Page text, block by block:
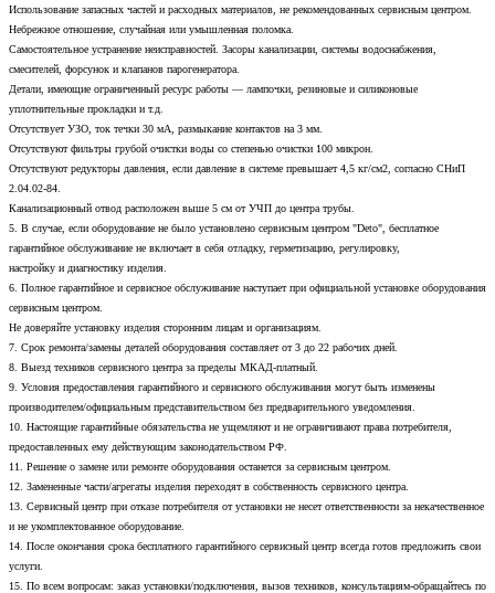
Использование запасных частей и расходных материалов, не рекомендованных сервисным центром.
Небрежное отношение, случайная или умышленная поломка.
Самостоятельное устранение неисправностей. Засоры канализации, системы водоснабжения,
смесителей, форсунок и клапанов парогенератора.
Детали, имеющие ограниченный ресурс работы — лампочки, резиновые и силиконовые
уплотнительные прокладки и т.д.
Отсутствует УЗО, ток течки 30 мА, размыкание контактов на 3 мм.
Отсутствуют фильтры грубой очистки воды со степенью очистки 100 микрон.
Отсутствуют редукторы давления, если давление в системе превышает 4,5 кг/см2, согласно СНиП
2.04.02-84.
Канализационный отвод расположен выше 5 см от УЧП до центра трубы.
5. В случае, если оборудование не было установлено сервисным центром "Deto", бесплатное
гарантийное обслуживание не включает в себя отладку, герметизацию, регулировку,
настройку и диагностику изделия.
6. Полное гарантийное и сервисное обслуживание наступает при официальной установке оборудования
сервисным центром.
Не доверяйте установку изделия сторонним лицам и организациям.
7. Срок ремонта/замены деталей оборудования составляет от 3 до 22 рабочих дней.
8. Выезд техников сервисного центра за пределы МКАД-платный.
9. Условия предоставления гарантийного и сервисного обслуживания могут быть изменены
производителем/официальным представительством без предварительного уведомления.
10. Настоящие гарантийные обязательства не ущемляют и не ограничивают права потребителя,
предоставленных ему действующим законодательством РФ.
11. Решение о замене или ремонте оборудования останется за сервисным центром.
12. Замененные части/агрегаты изделия переходят в собственность сервисного центра.
13. Сервисный центр при отказе потребителя от установки не несет ответственности за некачественное
и не укомплектованное оборудование.
14. После окончания срока бесплатного гарантийного сервисный центр всегда готов предложить свои
услуги.
15. По всем вопросам: заказ установки/подключения, вызов техников, консультациям-обращайтесь по